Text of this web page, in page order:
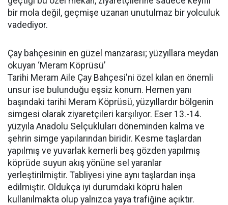
bir mola değil, geçmişe uzanan unutulmaz bir yolculuk
vadediyor.
Çay bahçesinin en güzel manzarası; yüzyıllara meydan
okuyan ‘Meram Köprüsü’
Tarihi Meram Aile Çay Bahçesi'ni özel kılan en önemli
unsur ise bulunduğu eşsiz konum. Hemen yanı
başındaki tarihi Meram Köprüsü, yüzyıllardır bölgenin
simgesi olarak ziyaretçileri karşılıyor. Eser 13.-14.
yüzyıla Anadolu Selçukluları döneminden kalma ve
şehrin simge yapılarından biridir. Kesme taşlardan
yapılmış ve yuvarlak kemerli beş gözden yapılmış
köprüde suyun akış yönüne sel yaranlar
yerleştirilmiştir. Tabliyesi yine aynı taşlardan inşa
edilmiştir. Oldukça iyi durumdaki köprü halen
kullanılmakta olup yalnızca yaya trafiğine açıktır.